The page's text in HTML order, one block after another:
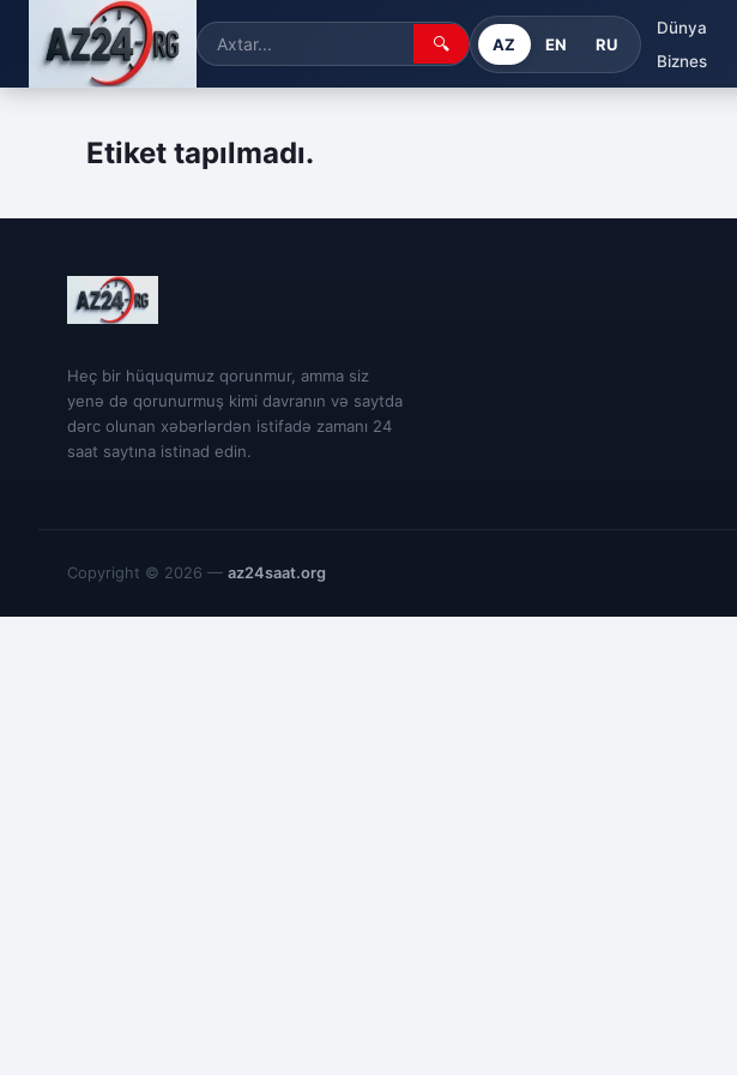
🔍 AZ EN RU
Dünya
Biznes
Etiket tapılmadı.
Heç bir hüququmuz qorunmur, amma siz
yenə də qorunurmuş kimi davranın və saytda
dərc olunan xəbərlərdən istifadə zamanı 24
saat saytına istinad edin.
Copyright © 2026 — az24saat.org